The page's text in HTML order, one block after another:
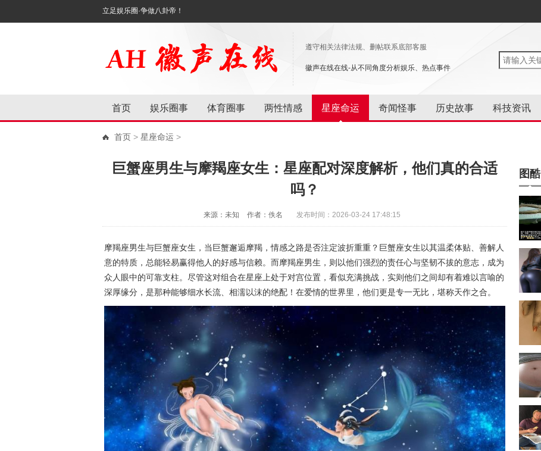
立足娱乐圈·争做八卦帝！
遵守相关法律法规、删帖联系底部客服
徽声在线在线-从不同角度分析娱乐、热点事件
首页 娱乐圈事 体育圈事 两性情感 星座命运 奇闻怪事 历史故事 科技资讯
首页 > 星座命运 >
巨蟹座男生与摩羯座女生：星座配对深度解析，他们真的合适
吗？
来源：未知 作者：佚名 发布时间：2026-03-24 17:48:15
摩羯座男生与巨蟹座女生，当巨蟹邂逅摩羯，情感之路是否注定波折重重？巨蟹座女生以其温柔体贴、善解人
意的特质，总能轻易赢得他人的好感与信赖。而摩羯座男生，则以他们强烈的责任心与坚韧不拔的意志，成为
众人眼中的可靠支柱。尽管这对组合在星座上处于对宫位置，看似充满挑战，实则他们之间却有着难以言喻的
深厚缘分，是那种能够细水长流、相濡以沫的绝配！在爱情的世界里，他们更是专一无比，堪称天作之合。
图酷